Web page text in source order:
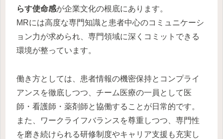
らす使命感が企業文化の根底にあります。
MRには高度な専門知識と患者中心のコミュニケーシ
ョン力が求められ、専門領域に深くコミットできる
環境が整っています。
働き方としては、患者情報の機密保持とコンプライ
アンスを徹底しつつ、チーム医療の一員として医
師・看護師・薬剤師と協働することが日常的です。
また、ワークライフバランスを尊重しつつ、専門性
を磨き続けられる研修制度やキャリア支援も充実し